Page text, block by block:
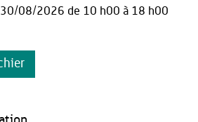
30/08/2026 de 10 h00 à 18 h00